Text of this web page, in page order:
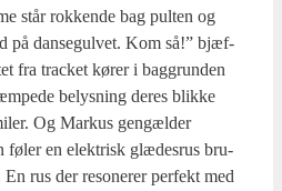
står rok­ken­de bag pul­ten og
på dan­se­gul­vet. Kom så!” bjæf­
fra tra­ck­et kører i bag­grun­den
belys­ning deres blik­ke
Og Mar­kus gen­gæl­der
føler en elek­trisk glæ­des­rus bru­
rus der reso­ne­rer per­fekt med